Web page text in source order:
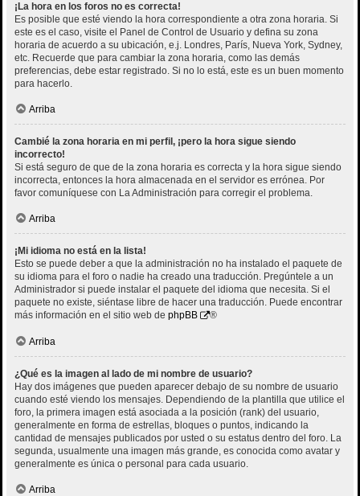
¡La hora en los foros no es correcta!
Es posible que esté viendo la hora correspondiente a otra zona horaria. Si
este es el caso, visite el Panel de Control de Usuario y defina su zona
horaria de acuerdo a su ubicación, e.j. Londres, París, Nueva York, Sydney,
etc. Recuerde que para cambiar la zona horaria, como las demás
preferencias, debe estar registrado. Si no lo está, este es un buen momento
para hacerlo.
Arriba
Cambié la zona horaria en mi perfil, ¡pero la hora sigue siendo
incorrecto!
Si está seguro de que de la zona horaria es correcta y la hora sigue siendo
incorrecta, entonces la hora almacenada en el servidor es errónea. Por
favor comuníquese con La Administración para corregir el problema.
Arriba
¡Mi idioma no está en la lista!
Esto se puede deber a que la administración no ha instalado el paquete de
su idioma para el foro o nadie ha creado una traducción. Pregúntele a un
Administrador si puede instalar el paquete del idioma que necesita. Si el
paquete no existe, siéntase libre de hacer una traducción. Puede encontrar
más información en el sitio web de phpBB ®
Arriba
¿Qué es la imagen al lado de mi nombre de usuario?
Hay dos imágenes que pueden aparecer debajo de su nombre de usuario
cuando esté viendo los mensajes. Dependiendo de la plantilla que utilice el
foro, la primera imagen está asociada a la posición (rank) del usuario,
generalmente en forma de estrellas, bloques o puntos, indicando la
cantidad de mensajes publicados por usted o su estatus dentro del foro. La
segunda, usualmente una imagen más grande, es conocida como avatar y
generalmente es única o personal para cada usuario.
Arriba